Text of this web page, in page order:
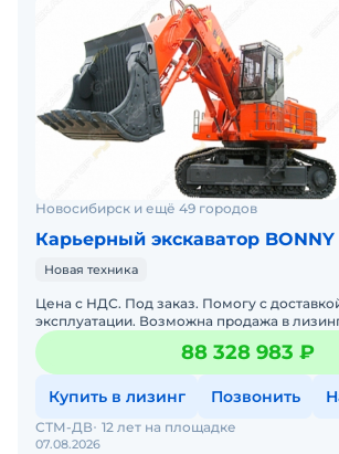
Новосибирск и ещё 49 городов
Карьерный экскаватор BONNY
Новая техника
Цена с НДС. Под заказ. Помогу с
эксплуатации. Возможна продажа в
гарантия. Доставка по РФ. Гарантия 12
88 328 983 ₽
Купить в лизинг Позвонить
07.08.2026
СТМ-ДВ 12 лет на площадке